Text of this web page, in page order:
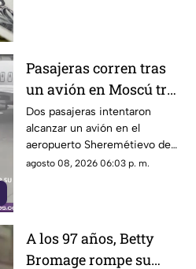
Pasajeras corren tras
un avión en Moscú tras
llegar tarde a su vuelo
Dos pasajeras intentaron
alcanzar un avión en el
aeropuerto Sheremétievo de
Moscú tras llegar tarde a su
agosto 08, 2026 06:03 p. m.
A los 97 años, Betty
Bromage rompe su